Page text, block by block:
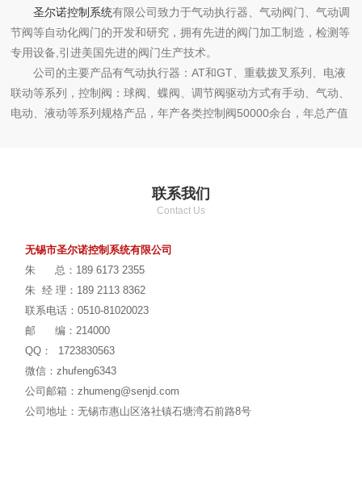
圣尔诺控制系统有限公司致力于气动执行器、气动阀门、气动调
节阀等自动化阀门的开发和研究，拥有先进的阀门加工制造，检测等
专用设备,引进美国先进的阀门生产技术。
公司的主要产品有气动执行器：AT和GT、重载拨叉系列、电液
联动等系列，控制阀：球阀、蝶阀、调节阀驱动方式有手动、气动、
电动、液动等系列规格产品，年产各类控制阀50000余台，年总产值
技术，先进的制造工艺以及完善的售后服务。
无锡市圣尔诺坚持以质量求生存，诚信求发展为公司经营理念，
联系我们
Contact Us
无锡市圣尔诺控制系统有限公司
朱 总：189 6173 2355
朱 经 理：189 2113 8362
联系电话：0510-81020023
邮 编：214000
QQ： 1723830563
微信：zhufeng6343
公司邮箱：zhumeng@senjd.com
公司地址：无锡市惠山区洛社镇石塘湾石前路8号